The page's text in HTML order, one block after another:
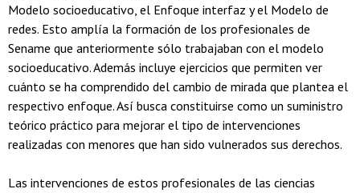
Modelo socioeducativo, el Enfoque interfaz y el Modelo de
redes. Esto amplía la formación de los profesionales de
Sename que anteriormente sólo trabajaban con el modelo
socioeducativo. Además incluye ejercicios que permiten ver
cuánto se ha comprendido del cambio de mirada que plantea el
respectivo enfoque. Así busca constituirse como un suministro
teórico práctico para mejorar el tipo de intervenciones
realizadas con menores que han sido vulnerados sus derechos.
Las intervenciones de estos profesionales de las ciencias